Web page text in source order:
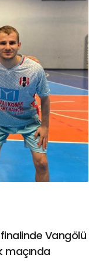
seka park
spor41
Vangölü
maçında